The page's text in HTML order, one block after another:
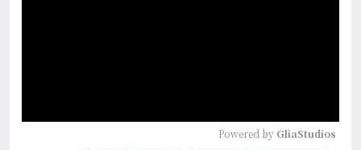
Powered by GliaStudios